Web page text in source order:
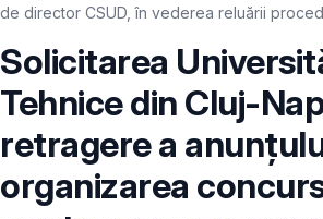
de director CSUD, în vederea reluării
Solicitarea
Tehnice din Cluj-
retragere a
organizarea